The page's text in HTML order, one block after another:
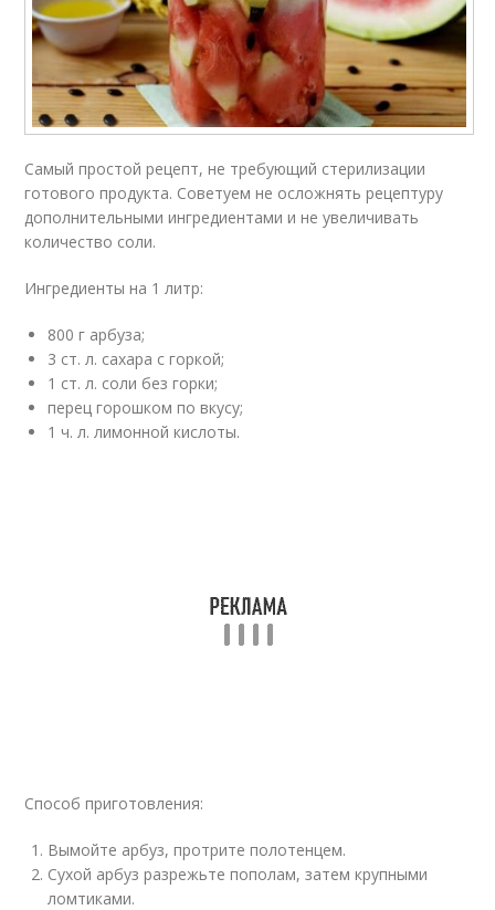
Самый простой рецепт, не требующий стерилизации
готового продукта. Советуем не осложнять рецептуру
дополнительными ингредиентами и не увеличивать
количество соли.
Ингредиенты на 1 литр:
800 г арбуза;
3 ст. л. сахара с горкой;
1 ст. л. соли без горки;
перец горошком по вкусу;
1 ч. л. лимонной кислоты.
Способ приготовления:
Вымойте арбуз, протрите полотенцем.
Сухой арбуз разрежьте пополам, затем крупными
ломтиками.